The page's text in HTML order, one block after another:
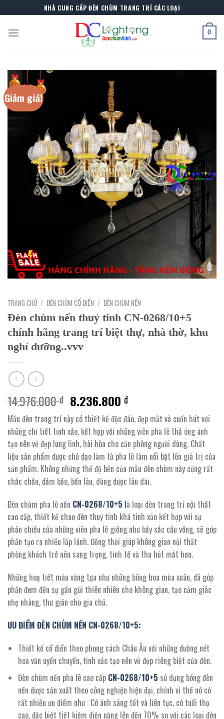
to
content
NHÀ CUNG CẤP ĐÈN CHÙM TRANG TRÍ CÁC LOẠI
0
Giảm giá!
TRANG CHỦ / ĐÈN CHÙM CỔ ĐIỂN / ĐÈN CHÙM NẾN
Đèn chùm nến thuỷ tinh CN-0268/10+5
chính hãng trang trí biệt thự, nhà thờ, khu
nghỉ dưỡng..vvv
14.976.000₫ Giá
gốc
là:
14.976.000 ₫.
8.236.800₫Giá
hiện
tại
là:
8.236.800 ₫.
Mẫu đèn trang trí này có thiết kế độc đáo, đẹp mắt và cuốn hút với
những chi tiết tinh xảo, kết hợp với những viên pha lê thả óng ánh
tạo nên vẻ đẹp lung linh, hài hòa cho căn phòng người dùng. Chất
liệu sản phẩm được chủ đạo làm từ pha lê làm nổi bật lên giá trị của
sản phẩm. Không những thế độ bền của mẫu đèn chùm này cũng rất
chắc chắn, đảm bảo, bền lâu, dùng được lâu dài.
Đèn chùm pha lê nến CN-0268/10+5 là loại đèn trang trí nội thất
cao cấp, thiết kế chao đèn thuỷ tinh khá tinh xảo kết hợp với sự
phản chiếu của những viên pha lê giống như bảy sắc cầu vồng, sẽ góp
phần tạo ra nhiều lấp lánh. Đồng thời giúp không gian nội thất
phòng khách trở nên sang trọng, tinh tế và thu hút mắt hơn.
Những hoạ tiết màu vàng tựa như những bông hoa mùa xuân, đã góp
phần đem đến sự gần gũi thiên nhiên cho không gian, tạo cảm giác
nhẹ nhàng, thư giản cho gia chủ.
ƯU ĐIỂM ĐÈN CHÙM NẾN CN-0268/10+5:
Thiết kế cổ điển theo phong cách Châu Âu với những đường nét
hoa văn uyển chuyển, tinh xảo tạo nên vẻ đẹp riêng biệt của đèn.
Đèn chùm nến pha lê cao cấp CN-0268/10+5 sử dụng bóng đèn
nến được sản xuất theo công nghiện hiện đại, chính vì thế nó có
rất nhiều ưu điểm như : Có ánh sáng tốt và liên tục, có tuổi thọ
cao, đặc biệt tiết kiệm điện năng lên đến 70% so với các loại đèn